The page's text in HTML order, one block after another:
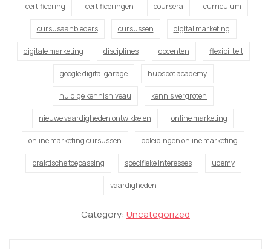
certificering certificeringen coursera curriculum
cursusaanbieders cursussen digital marketing
digitale marketing disciplines docenten flexibiliteit
google digital garage hubspot academy
huidige kennisniveau kennis vergroten
nieuwe vaardigheden ontwikkelen online marketing
online marketing cursussen opleidingen online marketing
praktische toepassing specifieke interesses udemy
vaardigheden
Category: Uncategorized